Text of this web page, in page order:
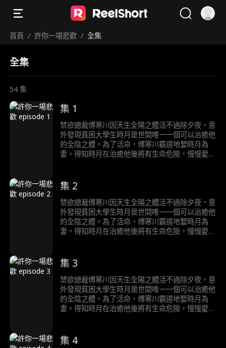
首頁 / 許你一場悲歡 / 全集
全集
54 集
集 1
禁欲總裁傅寒川因天生全陽之體活不過除夕夜，意
外發現貧困大學生時月是世間唯一一個可以治癒他
的全陰之體。為了活命，傅寒川霸道地娶時月為
妻。得知時月在治癒他後將有生命危險，慢慢愛上
集 2
禁欲總裁傅寒川因天生全陽之體活不過除夕夜，意
外發現貧困大學生時月是世間唯一一個可以治癒他
的全陰之體。為了活命，傅寒川霸道地娶時月為
妻。得知時月在治癒他後將有生命危險，慢慢愛上
集 3
禁欲總裁傅寒川因天生全陽之體活不過除夕夜，意
外發現貧困大學生時月是世間唯一一個可以治癒他
的全陰之體。為了活命，傅寒川霸道地娶時月為
妻。得知時月在治癒他後將有生命危險，慢慢愛上
集 4